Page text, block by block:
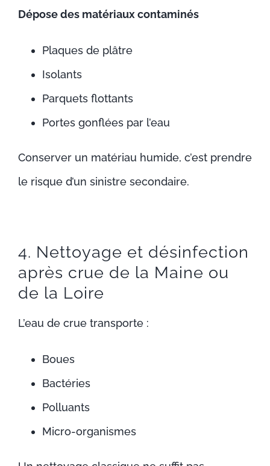
Dépose des matériaux contaminés
Plaques de plâtre
Isolants
Parquets flottants
Portes gonflées par l’eau
Conserver un matériau humide, c’est prendre
le risque d’un sinistre secondaire.
4. Nettoyage et désinfection
après crue de la Maine ou
de la Loire
L’eau de crue transporte :
Boues
Bactéries
Polluants
Micro-organismes